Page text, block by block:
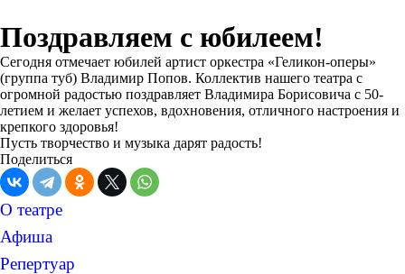
Поздравляем с юбилеем!
Сегодня отмечает юбилей артист оркестра «Геликон-оперы»
(группа туб) Владимир Попов. Коллектив нашего театра с
огромной радостью поздравляет Владимира Борисовича с 50-
летием и желает успехов, вдохновения, отличного настроения и
крепкого здоровья!
Пусть творчество и музыка дарят радость!
Поделиться
О театре
Афиша
Репертуар